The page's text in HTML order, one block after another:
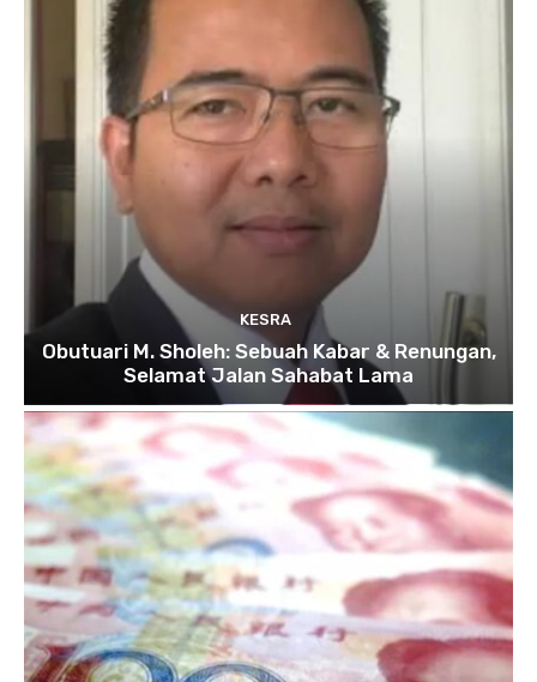
KESRA
Obutuari M. Sholeh: Sebuah Kabar & Renungan,
Selamat Jalan Sahabat Lama